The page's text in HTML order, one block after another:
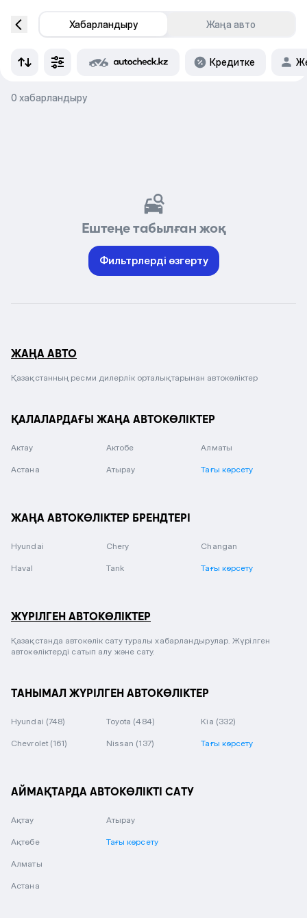
Хабарландыру Жаңа авто
Кредитке
0 хабарландыру
Ештеңе табылған жоқ
Фильтрлерді өзгерту
ЖАҢА АВТО
Қазақстанның ресми дилерлік орталықтарынан автокөліктер
ҚАЛАЛАРДАҒЫ ЖАҢА АВТОКӨЛІКТЕР
Актау Актобе Алматы
Астана Атырау Тағы көрсету
ЖАҢА АВТОКӨЛІКТЕР БРЕНДТЕРІ
Hyundai Chery Changan
Haval Tank Тағы көрсету
ЖҮРІЛГЕН АВТОКӨЛІКТЕР
Қазақстанда автокөлік сату туралы хабарландырулар. Жүрілген
автокөліктерді сатып алу және сату.
ТАНЫМАЛ ЖҮРІЛГЕН АВТОКӨЛІКТЕР
Hyundai (748) Toyota (484) Kia (332)
Chevrolet (161) Nissan (137) Тағы көрсету
АЙМАҚТАРДА АВТОКӨЛІКТІ САТУ
Ақтау
Ақтөбе
Алматы
Астана
Атырау
Тағы көрсету